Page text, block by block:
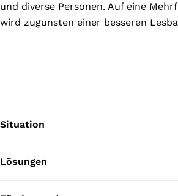
und diverse Personen. Auf eine
wird zugunsten einer besseren
Situation
Lösungen